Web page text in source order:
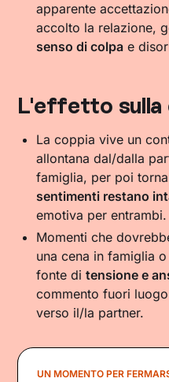
apparente
accolto la relazione,
senso di colpa e
L'effetto sulla
La coppia vive un
allontana dal/dalla
famiglia, per poi
sentimenti restano
emotiva per entrambi.
Momenti che
una cena in famiglia
fonte ditensione e
commento fuori
verso il/la partner.
UN MOMENTO PER